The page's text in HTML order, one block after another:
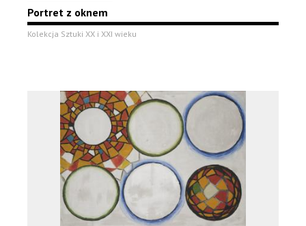
Portret z oknem
Kolekcja Sztuki XX i XXI wieku